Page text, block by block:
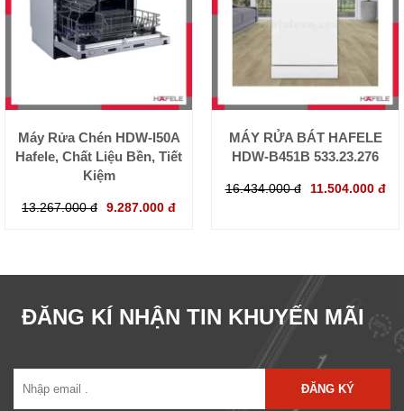
Máy Rửa Chén HDW-I50A
Hafele, Chất Liệu Bền, Tiết
Kiệm
13.267.000 đ 9.287.000 đ
MÁY RỬA BÁT HAFELE
HDW-B451B 533.23.276
16.434.000 đ 11.504.000 đ
ĐĂNG KÍ NHẬN TIN KHUYẾN MÃI
ĐĂNG KÝ